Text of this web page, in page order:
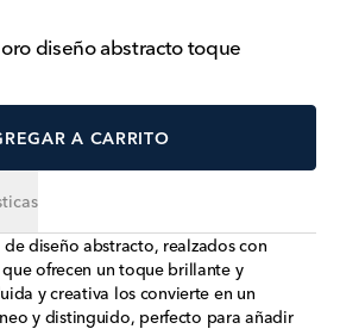
diseño abstracto toque
A CARRITO
diseño abstracto, realzados con
ofrecen un toque brillante y
y creativa los convierte en un
y distinguido, perfecto para añadir